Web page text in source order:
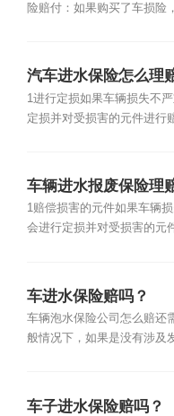
险赔付：如果购买了车损险
汽车进水保险怎么理
1进行定损如果车辆损失不
定损并对受损害的元件进行
车辆进水报废保险理
1赔偿损害的元件如果车辆
会进行定损并对受损害的元
车进水保险赔吗？
车辆泡水保险公司怎么赔还
般情况下，如果是没有涉及
车子进水保险赔吗？